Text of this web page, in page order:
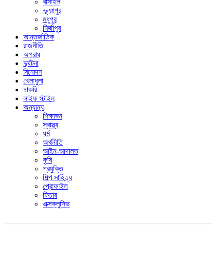
বাসাইল
ভূঞাপুর
মধুপুর
মির্জাপুর
আন্তর্জাতিক
রাজনীতি
অপরাধ
দুর্ঘটনা
বিনোদন
খেলাধুলা
চাকরি
লাইফ স্টাইল
অন্যান্য
শিক্ষাঙ্গন
স্বাস্থ্য
ধর্ম
অর্থনীতি
আইন-আদালত
কৃষি
প্রযুক্তি
শিল্প সাহিত্য
প্রোফাইল
ফিচার
এক্সক্লুসিভ